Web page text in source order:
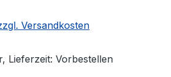
Versandkosten
Lieferzeit: Vorbestellen